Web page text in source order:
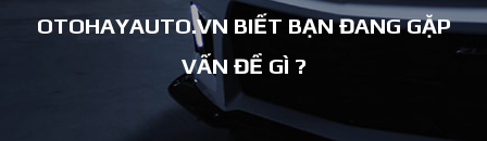
OTOHAYAUTO.VN BIẾT BẠN ĐANG GẶP
VẤN ĐỀ GÌ ?